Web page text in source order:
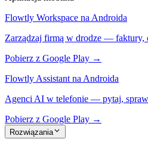
Flowtly Workspace na Androida
Zarządzaj firmą w drodze — faktury,
Pobierz z Google Play →
Flowtly Assistant na Androida
Agenci AI w telefonie — pytaj,
Pobierz z Google Play →
Rozwiązania